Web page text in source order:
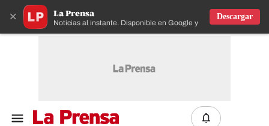
× La Prensa
Noticias al instante. Disponible en Google y IOS
Descargar